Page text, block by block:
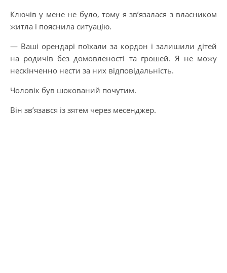
Ключів у мене не було, тому я зв’язалася з власником
житла і пояснила ситуацію.
— Ваші орендарі поїхали за кордон і залишили дітей
на родичів без домовленості та грошей. Я не можу
нескінченно нести за них відповідальність.
Чоловік був шокований почутим.
Він зв’язався із зятем через месенджер.